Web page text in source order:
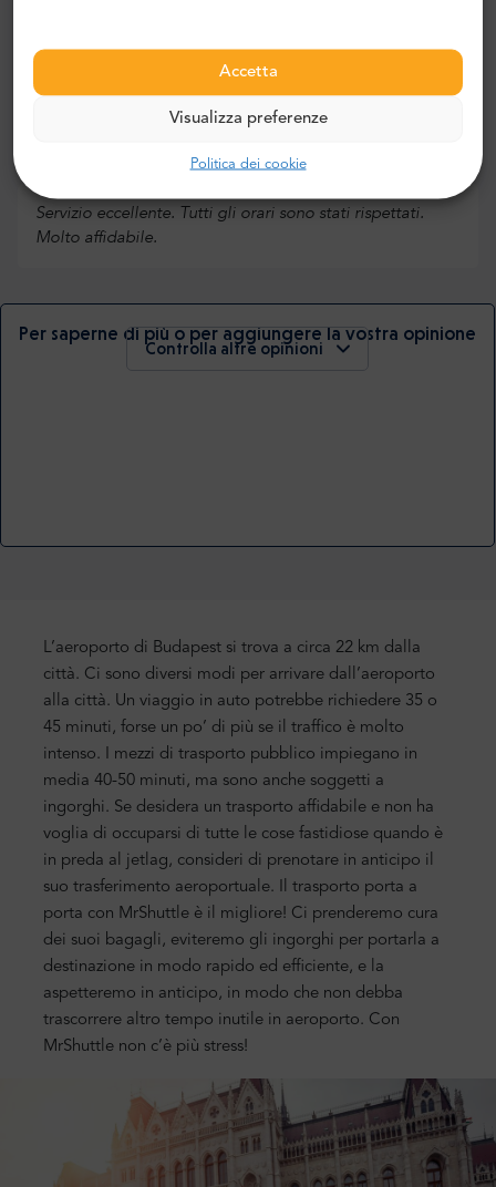
Accetta
Visualizza preferenze
Politica dei cookie
REGNO UNITO
Servizio eccellente. Tutti gli orari sono stati rispettati.
Molto affidabile.
Per saperne di più o per aggiungere la vostra opinione
Controlla altre opinioni
L’aeroporto di Budapest si trova a circa 22 km dalla
città. Ci sono diversi modi per arrivare dall’aeroporto
alla città. Un viaggio in auto potrebbe richiedere 35 o
45 minuti, forse un po’ di più se il traffico è molto
intenso. I mezzi di trasporto pubblico impiegano in
media 40-50 minuti, ma sono anche soggetti a
ingorghi. Se desidera un trasporto affidabile e non ha
voglia di occuparsi di tutte le cose fastidiose quando è
in preda al jetlag, consideri di prenotare in anticipo il
suo trasferimento aeroportuale. Il trasporto porta a
porta con MrShuttle è il migliore! Ci prenderemo cura
dei suoi bagagli, eviteremo gli ingorghi per portarla a
destinazione in modo rapido ed efficiente, e la
aspetteremo in anticipo, in modo che non debba
trascorrere altro tempo inutile in aeroporto. Con
MrShuttle non c’è più stress!